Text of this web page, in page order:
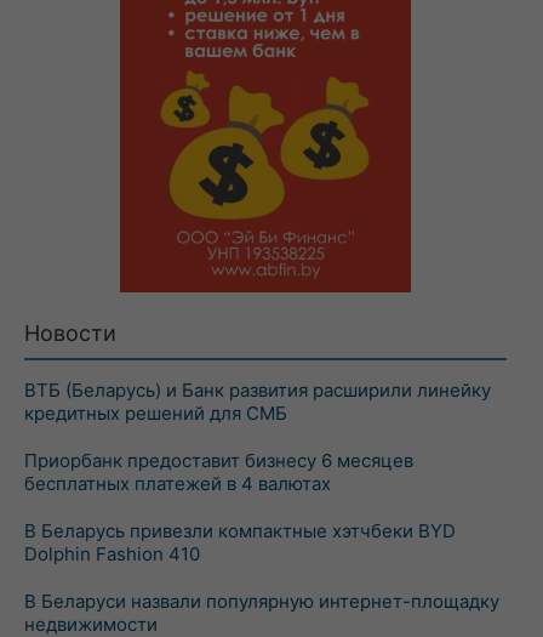
Новости
ВТБ (Беларусь) и Банк развития расширили линейку
кредитных решений для СМБ
Приорбанк предоставит бизнесу 6 месяцев
бесплатных платежей в 4 валютах
В Беларусь привезли компактные хэтчбеки BYD
Dolphin Fashion 410
В Беларуси назвали популярную интернет-площадку
недвижимости